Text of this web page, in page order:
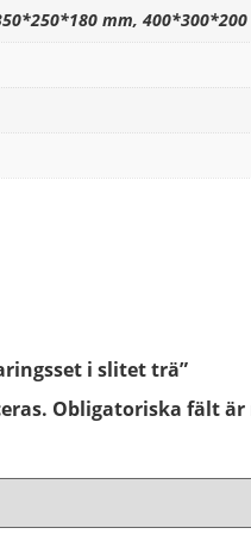
mm,
i slitet trä”
Obligatoriska fält